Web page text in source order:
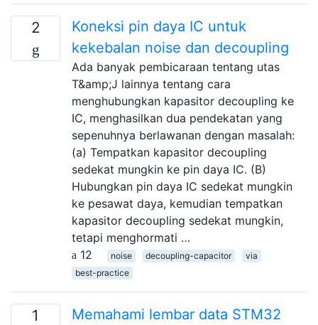
2
Koneksi pin daya IC untuk
kekebalan noise dan decoupling
Ada banyak pembicaraan tentang utas
T&amp;J lainnya tentang cara
menghubungkan kapasitor decoupling ke
IC, menghasilkan dua pendekatan yang
sepenuhnya berlawanan dengan masalah:
(a) Tempatkan kapasitor decoupling
sedekat mungkin ke pin daya IC. (B)
Hubungkan pin daya IC sedekat mungkin
ke pesawat daya, kemudian tempatkan
kapasitor decoupling sedekat mungkin,
tetapi menghormati …
12
noise decoupling-capacitor
via
best-practice
1
Memahami lembar data STM32